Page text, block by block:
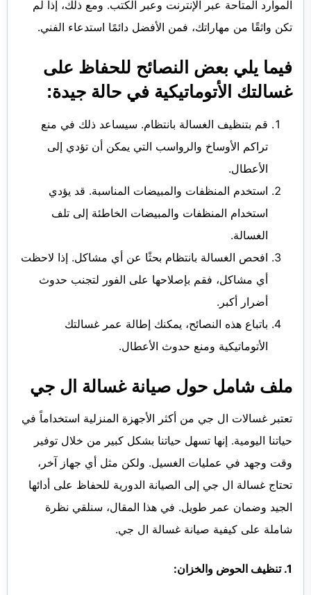
الموارد المتاحة عبر الإنترنت وعبر الكتب. ومع ذلك، إذا لم
تكن واثقًا من مهاراتك، فمن الأفضل دائمًا استدعاء الفني.
فيما يلي بعض النصائح للحفاظ على
غسالتك الأتوماتيكية في حالة جيدة:
قم بتنظيف الغسالة بانتظام. سيساعد ذلك في منع
تراكم الأوساخ والرواسب التي يمكن أن تؤدي إلى
الأعطال.
استخدم المنظفات والمبيضات المناسبة. قد يؤدي
استخدام المنظفات والمبيضات الخاطئة إلى تلف
الغسالة.
افحص الغسالة بانتظام بحثًا عن أي مشاكل. إذا لاحظت
أي مشاكل، فقم بإصلاحها على الفور لتجنب حدوث
أضرار أكبر.
باتباع هذه النصائح، يمكنك إطالة عمر غسالتك
الأتوماتيكية ومنع حدوث الأعطال.
ملف شامل حول صيانة غسالة ال جي
تعتبر غسالات ال جي من أكثر الأجهزة المنزلية استخداماً في
حياتنا اليومية. إنها تسهل حياتنا بشكل كبير من خلال توفير
وقت وجهد في عمليات الغسيل. ولكن مثل أي جهاز آخر،
تحتاج غسالة ال جي إلى الصيانة الدورية للحفاظ على أدائها
الجيد وضمان عمر طويل. في هذا المقال، سنلقي نظرة
شاملة على كيفية صيانة غسالة ال جي.
1. تنظيف الحوض والخزان: